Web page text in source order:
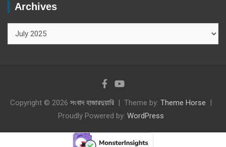
Archives
Copyright © 2026 সংবাদ হাজারদুয়ারি Theme by: Theme Horse
Proudly Powered by: WordPress